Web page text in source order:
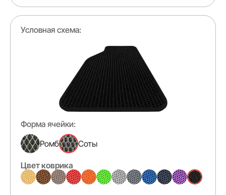
Условная схема:
Форма ячейки:
Ромб
Соты
Цвет коврика